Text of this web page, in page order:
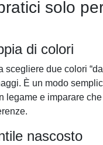
solo
di colori
scegliere due colori
È un modo
legame e imparare
nascosto